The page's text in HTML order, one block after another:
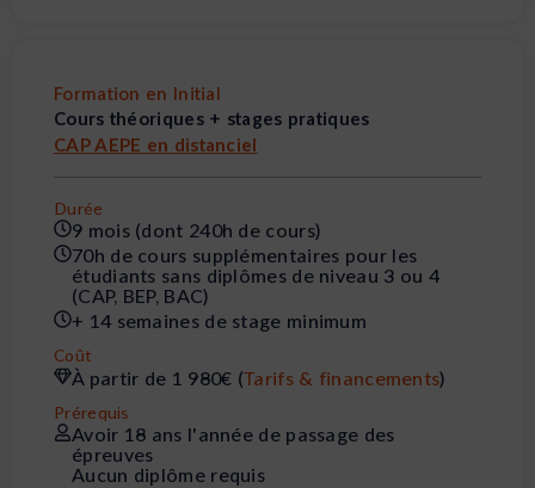
Formation en Initial
Cours théoriques + stages pratiques
CAP AEPE en distanciel
Durée
9 mois (dont 240h de cours)
70h de cours supplémentaires pour les
étudiants sans diplômes de niveau 3 ou 4
(CAP, BEP, BAC)
+ 14 semaines de stage minimum
Coût
À partir de 1 980€ (Tarifs & financements)
Prérequis
Avoir 18 ans l'année de passage des
épreuves
Aucun diplôme requis